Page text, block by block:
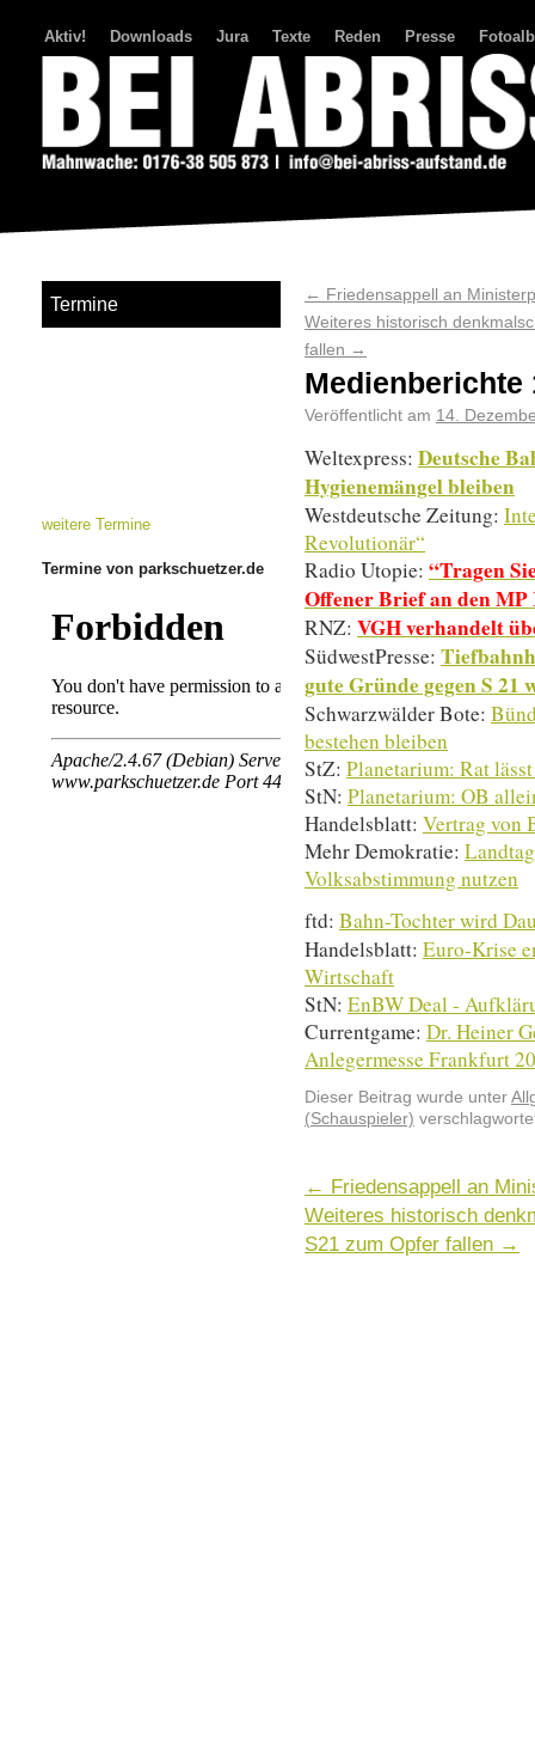
Aktiv! Downloads Jura Texte Reden Presse
← Friedensappell an
Weiteres historisch
fallen →
Medienberichte
Veröffentlicht am 14.
Weltexpress: Deutsche
Hygienemängel bleiben
Westdeutsche Zeitung:
Revolutionär“
Radio Utopie: “Tragen
Offener Brief an den
RNZ: VGH verhandelt
SüdwestPresse:
gute Gründe gegen S 21
Schwarzwälder Bote:
bestehen bleiben
StZ: Planetarium: Rat
StN: Planetarium: OB
Handelsblatt: Vertrag von
Mehr Demokratie:
Volksabstimmung nutzen
ftd: Bahn-Tochter wird
Handelsblatt: Euro-Krise
Wirtschaft
StN: EnBW Deal -
Currentgame: Dr. Heiner
Anlegermesse Frankfurt
Dieser Beitrag wurde unter
(Schauspieler)
← Friedensappell an
Weiteres historisch
S21 zum Opfer fallen →
Termine
weitere Termine
Termine von parkschuetzer.de